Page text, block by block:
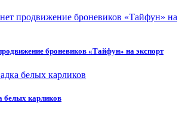
броневиков «Тайфун» на экспорт
белых карликов